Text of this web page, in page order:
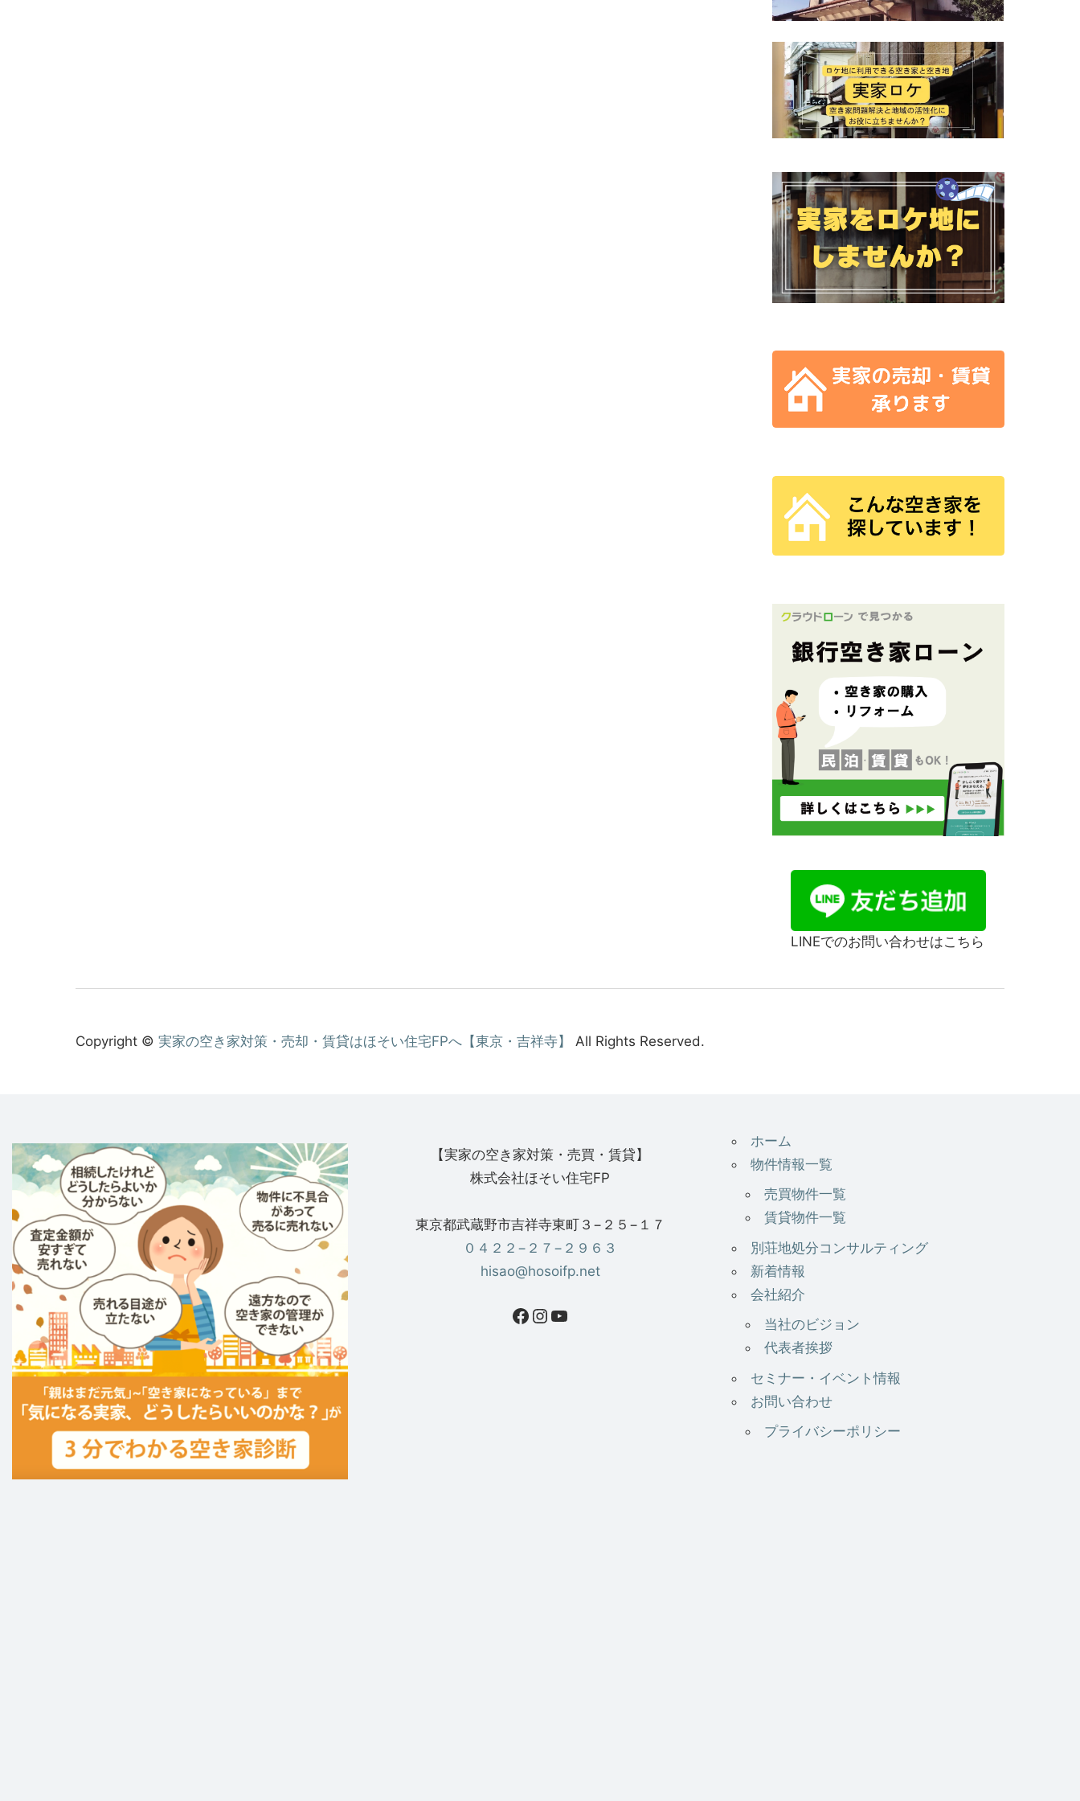
LINEでのお問い合わせはこちら
Copyright ©実家の空き家対策・売却・賃貸はほそい住宅FPへ【東京・吉祥寺】 All Rights Reserved.
【実家の空き家対策・売買・賃貸】
株式会社ほそい住宅FP
東京都武蔵野市吉祥寺東町３−２５−１７
０４２２−２７−２９６３
hisao@hosoifp.net
ホーム
物件情報一覧
売買物件一覧
賃貸物件一覧
別荘地処分コンサルティング
新着情報
会社紹介
当社のビジョン
代表者挨拶
セミナー・イベント情報
お問い合わせ
プライバシーポリシー